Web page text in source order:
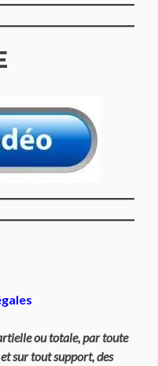
ou totale, par toute
sur tout support, des